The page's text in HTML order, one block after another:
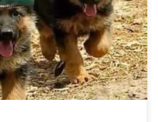
Skupštine. Održati će se
u MO Cvjetno naselje.
završnoj […]